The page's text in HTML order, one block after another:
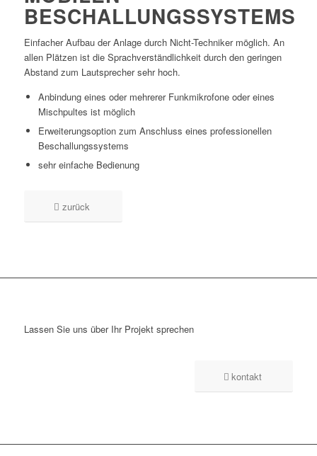
BESCHALLUNGSSYSTEMS
Einfacher Aufbau der Anlage durch Nicht-Techniker möglich. An
allen Plätzen ist die Sprachverständlichkeit durch den geringen
Abstand zum Lautsprecher sehr hoch.
Anbindung eines oder mehrerer Funkmikrofone oder eines
Mischpultes ist möglich
Erweiterungsoption zum Anschluss eines professionellen
Beschallungssystems
sehr einfache Bedienung
zurück
Lassen Sie uns über Ihr Projekt sprechen
kontakt